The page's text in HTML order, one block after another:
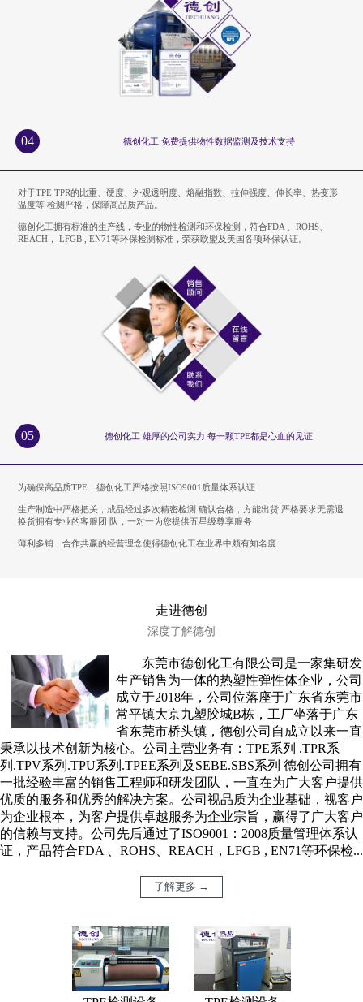
04 德创化工 免费提供物性数据监测及技术支持
对于TPE TPR的比重、硬度、外观透明度、熔融指数、拉伸强度、伸长率、热变形
温度等 检测严格，保障高品质产品。
德创化工拥有标准的生产线，专业的物性检测和环保检测，符合FDA 、ROHS、
REACH， LFGB , EN71等环保检测标准，荣获欧盟及美国各项环保认证。
05 德创化工 雄厚的公司实力 每一颗TPE都是心血的见证
为确保高品质TPE，德创化工严格按照ISO9001质量体系认证
生产制造中严格把关，成品经过多次精密检测 确认合格，方能出货 严格要求无需退
换货拥有专业的客服团 队，一对一为您提供五星级尊享服务
薄利多销，合作共赢的经营理念使得德创化工在业界中颇有知名度
走进德创
深度了解德创
东莞市德创化工有限公司是一家集研发
生产销售为一体的热塑性弹性体企业，公司
成立于2018年，公司位落座于广东省东莞市
常平镇大京九塑胶城B栋，工厂坐落于广东
省东莞市桥头镇，德创公司自成立以来一直
秉承以技术创新为核心。公司主营业务有：TPE系列 .TPR系
列.TPV系列.TPU系列.TPEE系列及SEBE.SBS系列 德创公司拥有
一批经验丰富的销售工程师和研发团队，一直在为广大客户提供
优质的服务和优秀的解决方案。公司视品质为企业基础，视客户
为企业根本，为客户提供卓越服务为企业宗旨，赢得了广大客户
的信赖与支持。公司先后通过了ISO9001：2008质量管理体系认
证，产品符合FDA 、ROHS、REACH，LFGB , EN71等环保检...
了解更多 →